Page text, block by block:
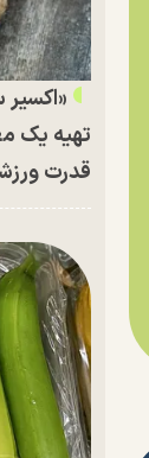
تهیه یک
قدرت